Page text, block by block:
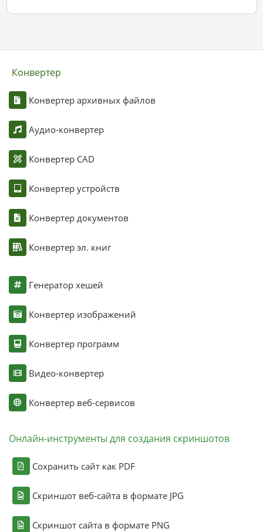
Конвертер
Конвертер архивных файлов
Аудио-конвертер
Конвертер CAD
Конвертер устройств
Конвертер документов
Конвертер эл. книг
Генератор хешей
Конвертер изображений
Конвертер программ
Видео-конвертер
Конвертер веб-сервисов
Онлайн-инструменты для создания скриншотов
Сохранить сайт как PDF
Скриншот веб-сайта в формате JPG
Скриншот сайта в формате PNG